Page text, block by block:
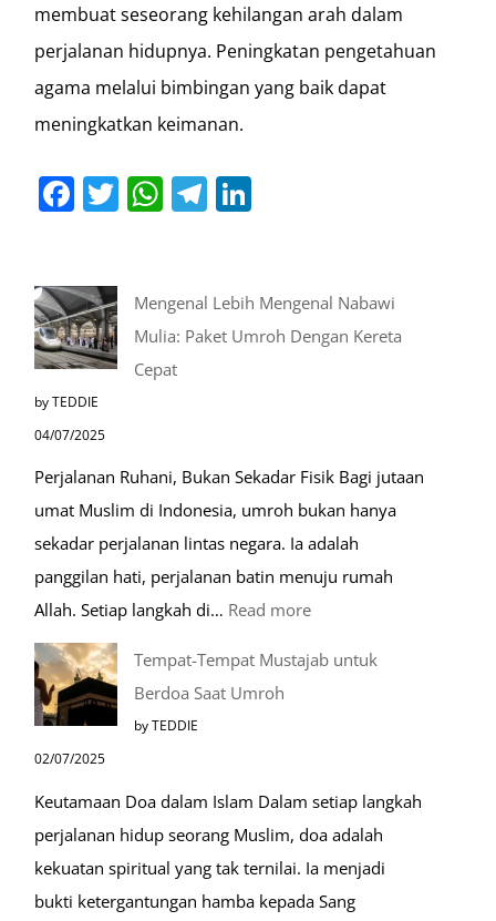
membuat seseorang kehilangan arah dalam
perjalanan hidupnya. Peningkatan pengetahuan
agama melalui bimbingan yang baik dapat
meningkatkan keimanan.
Facebook
Twitter
WhatsApp
Telegram
Mengenal Lebih Mengenal Nabawi
Mulia: Paket Umroh Dengan Kereta
Cepat
by TEDDIE
04/07/2025
Perjalanan Ruhani, Bukan Sekadar Fisik Bagi jutaan
umat Muslim di Indonesia, umroh bukan hanya
sekadar perjalanan lintas negara. Ia adalah
panggilan hati, perjalanan batin menuju rumah
Allah. Setiap langkah di… Read more:
Paket
Umroh
Dengan
Kereta
Tempat-Tempat Mustajab untuk
Berdoa Saat Umroh
by TEDDIE
02/07/2025
Keutamaan Doa dalam Islam Dalam setiap langkah
perjalanan hidup seorang Muslim, doa adalah
kekuatan spiritual yang tak ternilai. Ia menjadi
bukti ketergantungan hamba kepada Sang